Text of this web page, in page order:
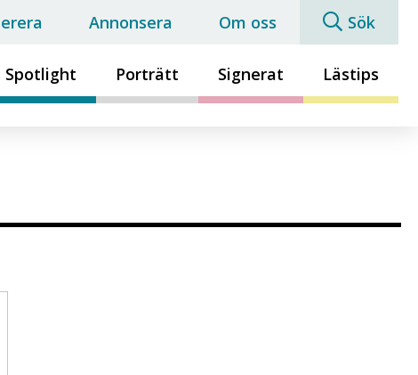
Spotlight Porträtt Signerat Lästips
Annonsera Om oss Sök